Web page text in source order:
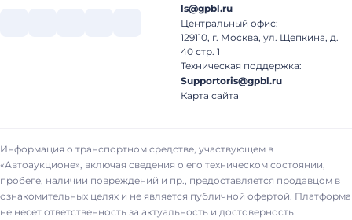
ls@gpbl.ru
Центральный офис:
129110, г. Москва, ул. Щепкина, д.
40 стр. 1
Техническая поддержка:
Supportoris@gpbl.ru
Карта сайта
Информация о транспортном средстве, участвующем в
«Автоаукционе», включая сведения о его техническом состоянии,
пробеге, наличии повреждений и пр., предоставляется продавцом в
ознакомительных целях и не является публичной офертой. Платформа
не несет ответственность за актуальность и достоверность